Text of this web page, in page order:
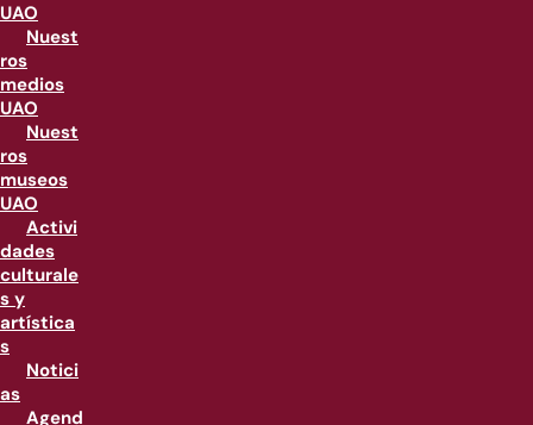
UAO
Nuest
ros
medios
UAO
Nuest
ros
museos
UAO
Activi
dades
culturale
s y
artística
s
Notici
as
Agend